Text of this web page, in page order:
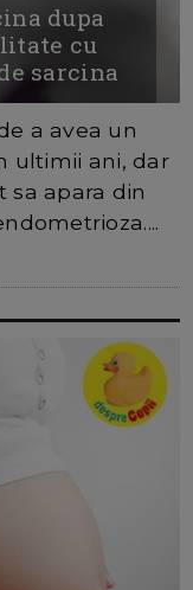
dupa
cu
sarcina
a avea un
ultimii ani, dar
sa apara din